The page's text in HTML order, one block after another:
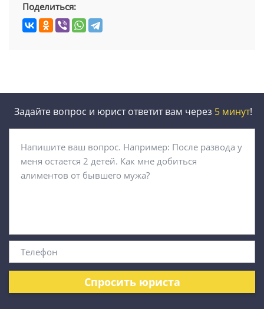
Поделиться:
Задайте вопрос и юрист ответит вам через 5 минут!
Спросить юриста